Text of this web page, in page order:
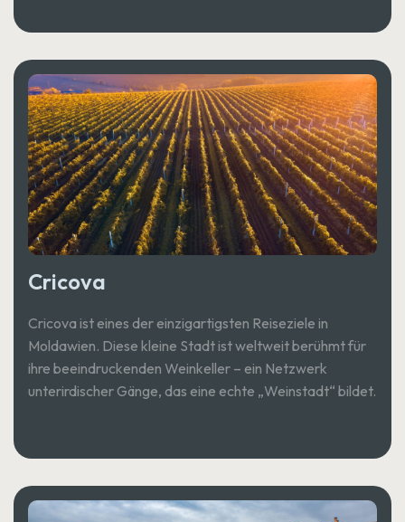
Cricova
Cricova ist eines der einzigartigsten Reiseziele in
Moldawien. Diese kleine Stadt ist weltweit berühmt für
ihre beeindruckenden Weinkeller – ein Netzwerk
unterirdischer Gänge, das eine echte „Weinstadt“ bildet.